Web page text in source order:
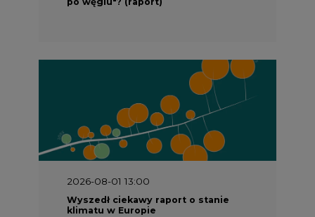
2026-08-01 13:00
Wyszedł ciekawy raport o stanie
klimatu w Europie